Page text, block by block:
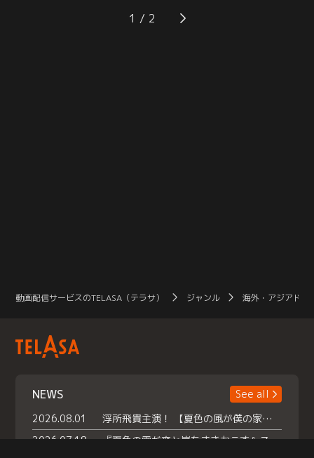
1
動画配信サービスのTELASA（テラサ） ジャンル 海外・アジアドラ
NEWS
See all
2026.08.01
浮所飛貴主演！ 【夏色の風が僕の家にやってきた】 本日よりテラサで独占配信スタート！
2026.07.18
『夏色の雲が恋と嵐をまきおこす』スペシャルメイキング 【Part1】2026年７月18日（土）23時30分～配信スタート！話題のシーンの裏側を大公開！豪華キャスト大集合！ 『武宮家 真夏の家族会議』開催！